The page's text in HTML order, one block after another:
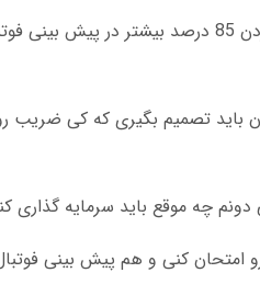
در مارس 2025 گزارشی منتشر شد که نشون داد کاربرانی که بازی انفجار رو امتحان کردن 85
باید تصمیم بگیری که کی ضریب
چه موقع باید سرمایه گذاری
امتحان کنی و هم پیش بینی